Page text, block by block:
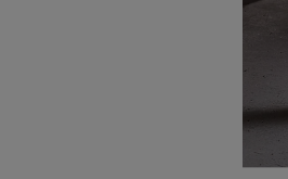
als verschillende
andere identifiers of met identifiers
je aangeven met welke cookies en
instemt. Verder kan je er meer
kies je voor de optie dat er enkel